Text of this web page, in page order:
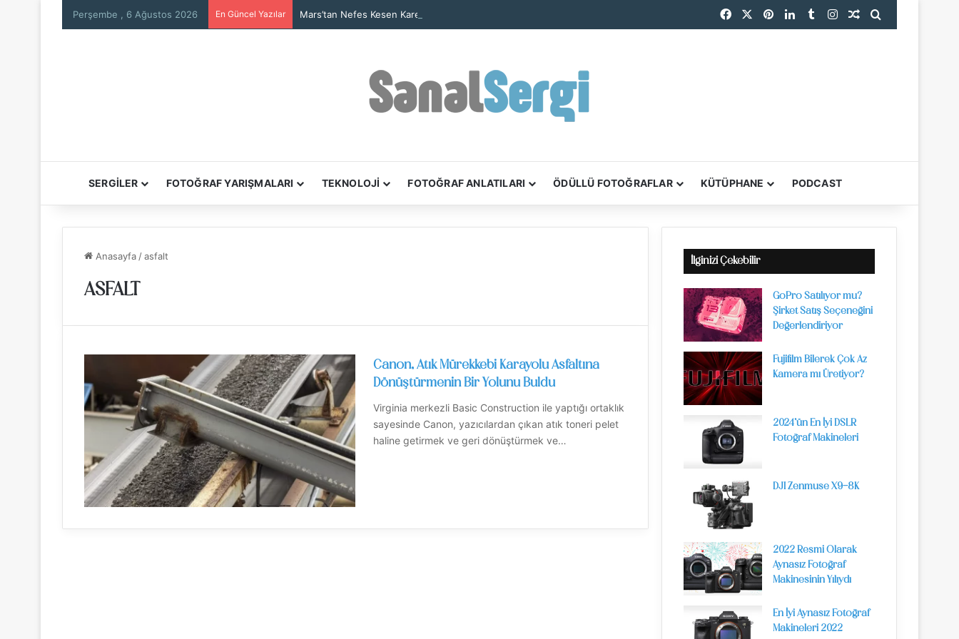
Perşembe , 6 Ağustos 2026 En Güncel Yazılar Mars’tan Nefes Kesen Kare: Yalnız Kaya Oluşumu Tüm Ayrıntılarıyla Görüntülendi Facebook PinterestLinkedInTumblrInstagramRastgele Makale
SERGİLER FOTOĞRAF YARIŞMALARI TEKNOLOJİ FOTOĞRAF ANLATILARI ÖDÜLLÜ FOTOĞRAFLAR KÜTÜPHANE PODCAST
Anasayfa /asfalt
ASFALT
Canon, Atık Mürekkebi Karayolu Asfaltına
Dönüştürmenin Bir Yolunu Buldu
Virginia merkezli Basic Construction ile yaptığı ortaklık
sayesinde Canon, yazıcılardan çıkan atık toneri pelet
haline getirmek ve geri dönüştürmek ve…
İlginizi Çekebilir
GoPro Satılıyor mu?
Şirket Satış Seçeneğini
Değerlendiriyor
Fujifilm Bilerek Çok Az
Kamera mı Üretiyor?
2024’ün En İyi DSLR
Fotoğraf Makineleri
DJI Zenmuse X9-8K
2022 Resmi Olarak
Aynasız Fotoğraf
Makinesinin Yılıydı
En İyi Aynasız Fotoğraf
Makineleri 2022